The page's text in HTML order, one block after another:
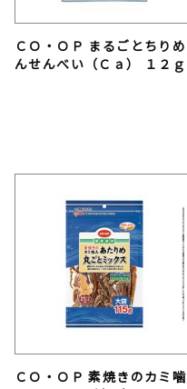
ＣＯ・ＯＰ まるごとちりめ
んせんべい（Ｃａ） １２ｇ
ＣＯ・ＯＰ 素焼きのカミ噛